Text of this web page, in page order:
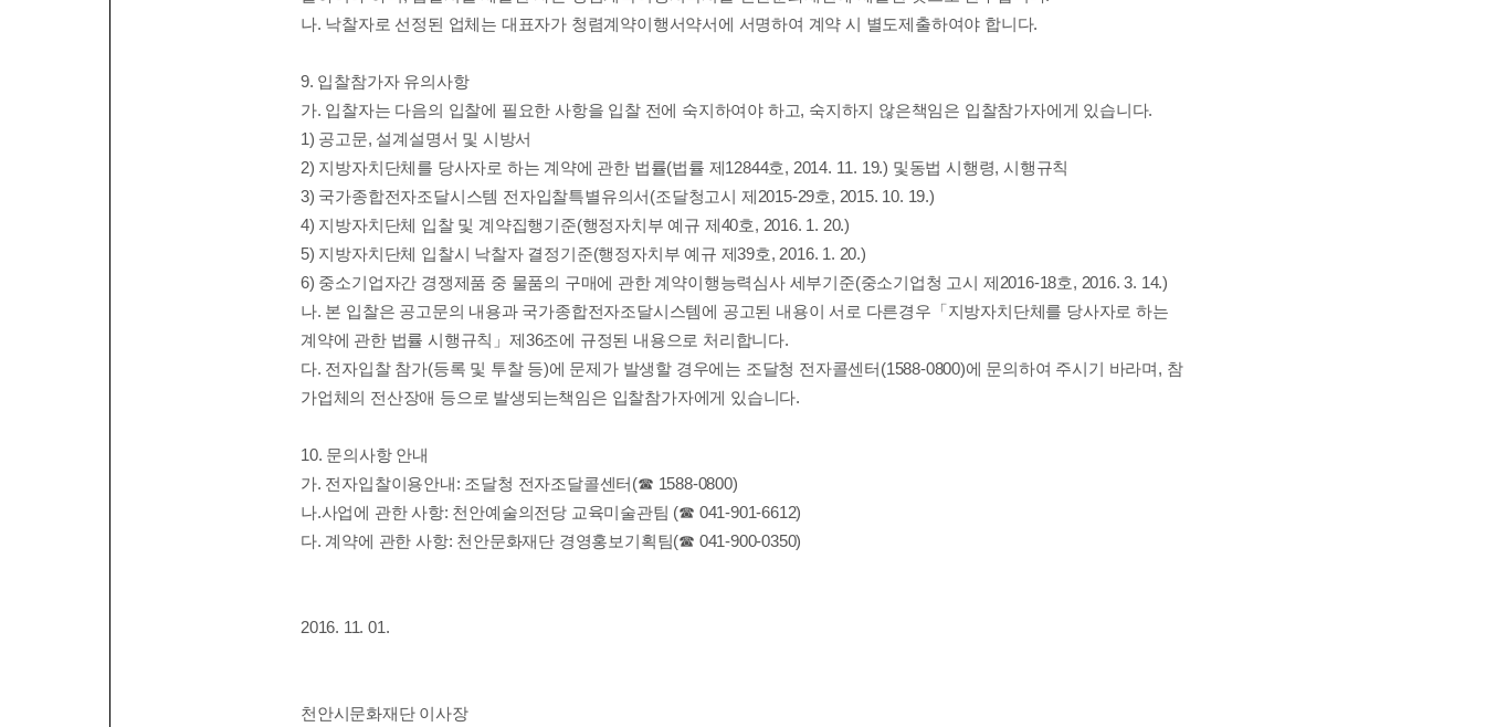
나. 낙찰자로 선정된 업체는 대표자가 청렴계약이행서약서에 서명하여 계약 시 별도제출하여야 합니다.
9. 입찰참가자 유의사항
가. 입찰자는 다음의 입찰에 필요한사항을 입찰 전에 숙지하여야 하고, 숙지하지 않은책임은 입찰참가자에게 있습니다.
1) 공고문, 설계설명서 및 시방서
2) 지방자치단체를 당사자로 하는 계약에 관한 법률(법률 제 12844호, 2014. 11. 19.) 및동법 시행령,시행규칙
3) 국가종합전자조달시스템 전자입찰특별유의서 (조달청고시 제 2015-29호, 2015. 10. 19.)
4) 지방자치단체 입찰 및 계약집행기준(행정자치부 예규 제 40호, 2016. 1. 20.)
5) 지방자치단체 입찰시 낙찰자 결정기준(행정자치부 예규 제39호, 2016. 1. 20.)
6) 중소기업자간 경쟁제품 중 물품의 구매에 관한 계약이행능력심사 세부기준(중소기업청 고시 제 2016-18호, 2016. 3. 14.)
나. 본 입찰은 공고문의 내용과 국가종합전자조달시스템에 공고된 내용이 서로 다른경우 「 지방자치단체를 당사자로 하는
계약에 관한 법률 시행규칙 」제 36조에 규정된 내용으로 처리합니다.
다. 전자입찰 참가(등록 및 투찰 등)에 문제가 발생할 경우에는 조달청 전자콜센터 (1588-0800)에 문의하여 주시기 바라며 , 참
가업체의 전산장애 등으로 발생되는책임은 입찰참가자에게 있습니다.
10. 문의사항 안내
가. 전자입찰이용안내 : 조달청 전자조달콜센터 (☎ 1588-0800)
나.사업에 관한 사항: 천안예술의전당 교육미술관팀 (☎ 041-901-6612)
다. 계약에 관한 사항: 천안문화재단 경영홍보기획팀(☎ 041-900-0350)
2016. 11. 01.
천안시문화재단 이사장